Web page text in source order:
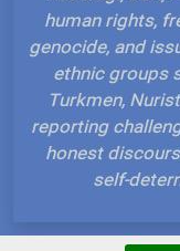
human rights,
genocide, and
ethnic groups
Turkmen,
reporting
honest
self-